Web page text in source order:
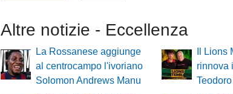
Altre notizie - Eccellenza
La Rossanese aggiunge
al centrocampo l'ivoriano
Solomon Andrews Manu
Il Lions
rinnova